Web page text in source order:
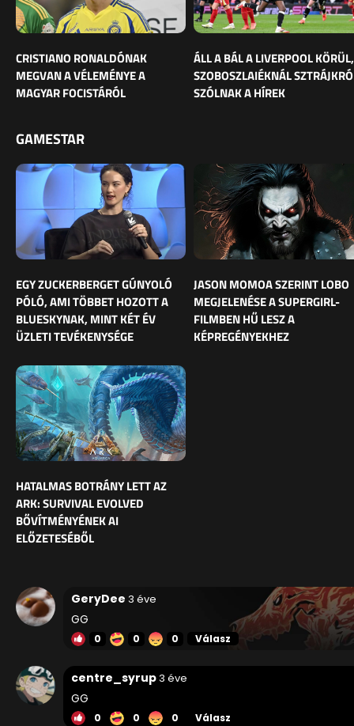
CRISTIANO RONALDÓNAK
MEGVAN A VÉLEMÉNYE A
MAGYAR FOCISTÁRÓL
ÁLL A BÁL A LIVERPOOL KÖRÜL,
SZOBOSZLAIÉKNÁL
SZÓLNAK A HÍREK
GAMESTAR
EGY ZUCKERBERGET GÚNYOLÓ
PÓLÓ, AMI TÖBBET HOZOTT A
BLUESKYNAK, MINT KÉT ÉV
ÜZLETI TEVÉKENYSÉGE
JASON MOMOA SZERINT LOBO
MEGJELENÉSE A SUPERGIRL-
FILMBEN HŰ LESZ A
KÉPREGÉNYEKHEZ
HATALMAS BOTRÁNY LETT AZ
ARK: SURVIVAL EVOLVED
BŐVÍTMÉNYÉNEK AI
ELŐZETESÉBŐL
GeryDee 3 éve
GG
0 0 0 Válasz
centre_syrup3 éve
GG
0 0 0 Válasz